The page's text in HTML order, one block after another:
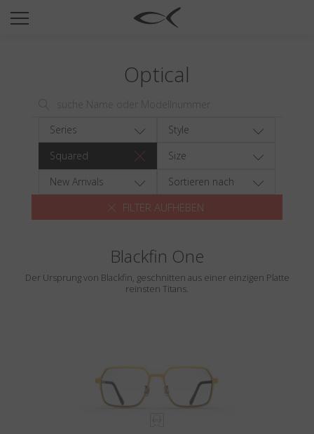
SUN
TITANIUM
NEWSROOM
Search
Optical
Series
Style
Squared
Size
New Arrivals
Sortieren nach
FILTER AUFHEBEN
Blackfin One
Der Ursprung von Blackfin, geschnitten aus einer einzigen Platte
reinsten Titans.